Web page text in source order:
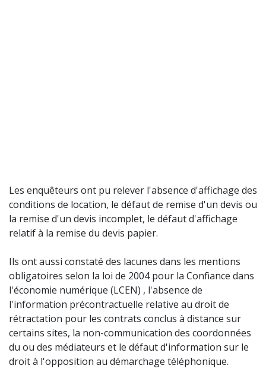
Les enquêteurs ont pu relever l'absence d'affichage des
conditions de location, le défaut de remise d'un devis ou
la remise d'un devis incomplet, le défaut d'affichage
relatif à la remise du devis papier.
Ils ont aussi constaté des lacunes dans les mentions
obligatoires selon la loi de 2004 pour la Confiance dans
l'économie numérique (LCEN) , l'absence de
l'information précontractuelle relative au droit de
rétractation pour les contrats conclus à distance sur
certains sites, la non-communication des coordonnées
du ou des médiateurs et le défaut d'information sur le
droit à l'opposition au démarchage téléphonique.